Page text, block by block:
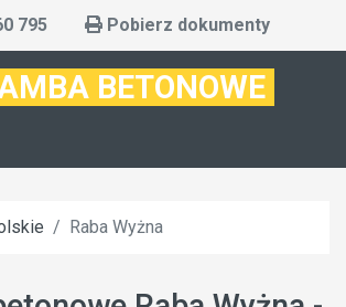
795 Pobierz dokumenty
BETONOWE
Raba Wyżna